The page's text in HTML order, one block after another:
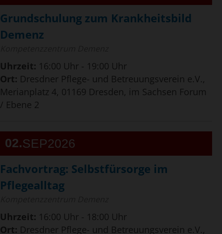
Grundschulung zum Krankheitsbild
Demenz
Uhrzeit: 16:00 Uhr - 19:00 Uhr
Ort: Dresdner Pflege- und Betreuungsverein e.V.,
Merianplatz 4, 01169 Dresden, im Sachsen Forum
/ Ebene 2
02 SEP2026
Fachvortrag: Selbstfürsorge im
Pflegealltag
Uhrzeit: 16:00 Uhr - 18:00 Uhr
Ort: Dresdner Pflege- und Betreuungsverein e.V.,